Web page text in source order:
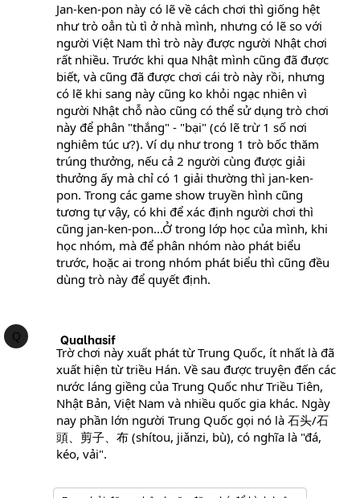
Jan-ken-pon này có lẽ về cách chơi thì giống hệt
như trò oẳn tù tì ở nhà mình, nhưng có lẽ so với
người Việt Nam thì trò này được người Nhật chơi
rất nhiều. Trước khi qua Nhật mình cũng đã được
biết, và cũng đã được chơi cái trò này rồi, nhưng
có lẽ khi sang này cũng ko khỏi ngạc nhiên vì
người Nhật chỗ nào cũng có thể sử dụng trò chơi
này để phân "thắng" - "bại" (có lẽ trừ 1 số nơi
nghiêm túc ư?). Ví dụ như trong 1 trò bốc thăm
trúng thưởng, nếu cả 2 người cùng được giải
thưởng ấy mà chỉ có 1 giải thường thì jan-ken-
pon. Trong các game show truyền hình cũng
tương tự vậy, có khi để xác định người chơi thì
cũng jan-ken-pon...Ở trong lớp học của mình, khi
học nhóm, mà để phân nhóm nào phát biểu
trước, hoặc ai trong nhóm phát biểu thì cũng đều
dùng trò này để quyết định.
Q Qualhasif
Trờ chơi này xuất phát từ Trung Quốc, ít nhất là đã
xuất hiện từ triều Hán. Về sau được truyện đến các
nước láng giềng của Trung Quốc như Triều Tiên,
Nhật Bản, Việt Nam và nhiều quốc gia khác. Ngày
nay phần lớn người Trung Quốc gọi nó là 石头/石
頭、剪子、布 (shítou, jiǎnzi, bù), có nghĩa là "đá,
kéo, vải".